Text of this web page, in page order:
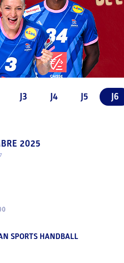
J3 J4 J5 J6
2025
SPORTS HANDBALL